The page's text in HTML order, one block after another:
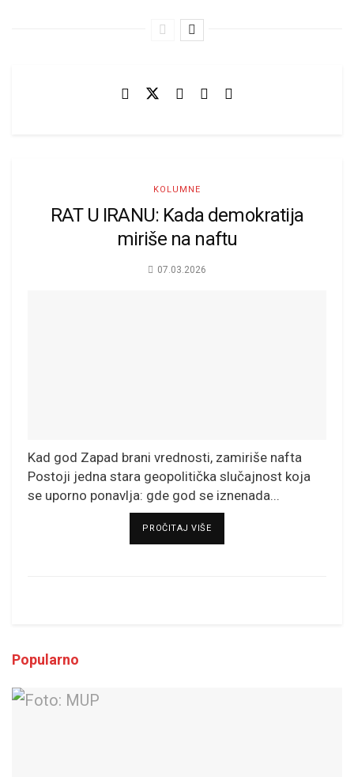
KOLUMNE
RAT U IRANU: Kada demokratija
miriše na naftu
07.03.2026
Kad god Zapad brani vrednosti, zamiriše nafta
Postoji jedna stara geopolitička slučajnost koja
se uporno ponavlja: gde god se iznenada...
PROČITAJ VIŠEDETAILS
Popularno